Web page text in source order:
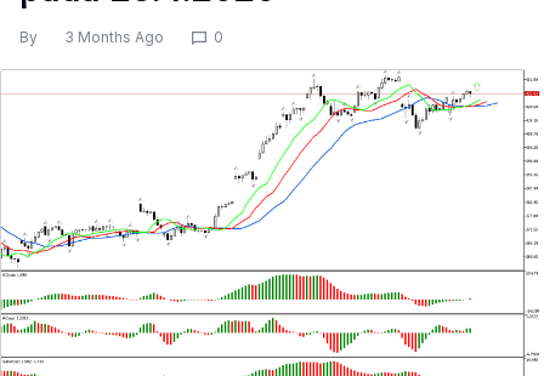
By 3 Months Ago 0